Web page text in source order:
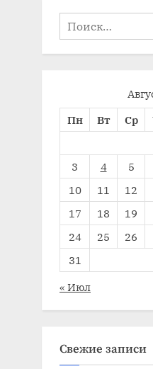
Найти:
Пн
Вт Ср
3
4 5
10
11 12
17
18 19
24
25 26
31
« Июл
Свежие записи